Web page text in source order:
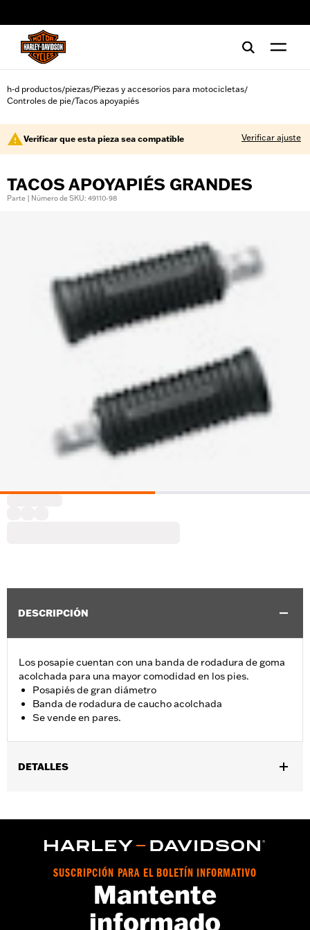
h-d productos/piezas/Piezas y accesorios para motocicletas/
Controles de pie/Tacos apoyapiés
Verificar que esta pieza sea compatible Verificar ajuste
TACOS APOYAPIÉS GRANDES
Parte | Número de SKU: 49110-98
DESCRIPCIÓN
Los posapie cuentan con una banda de rodadura de goma
acolchada para una mayor comodidad en los pies.
Posapiés de gran diámetro
Banda de rodadura de caucho acolchada
Se vende en pares.
DETALLES
posteriores, XL1200N, XL1200T, XL1200V y XL1200X, XL1200C '11
y posteriores, XL1200CX '16-posteriores, XL1200NS y XL1200XS
'18-posterior, XR '08-'13 y FXCW '08-'17, FXCWC, FXS, FXSB,
modelos Softail '18-posteriores). Se adapta a la posición del
posteriores). Se adapta a la posición de los tacos para carretera
SUSCRIPCIÓN PARA EL BOLETÍN INFORMATIVO
Mantente
informado